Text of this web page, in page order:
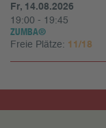
Fr, 14.08.2026
19:00 - 19:45
ZUMBA®
Freie Plätze: 11/18